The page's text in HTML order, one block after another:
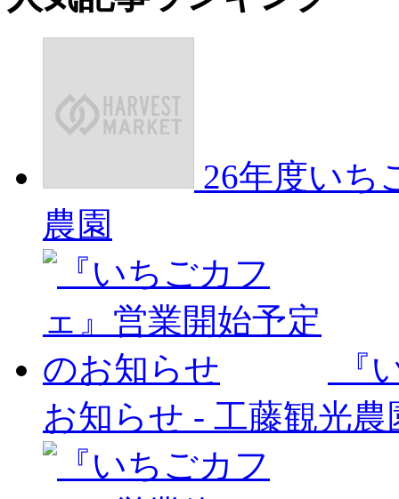
26年度いち
農園
『
お知らせ - 工藤観光農